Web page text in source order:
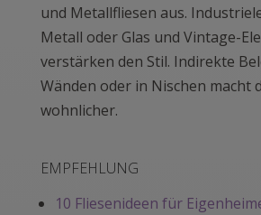
und Metallfliesen aus.
Metall oder Glas und Vintage-
verstärken den Stil. Indirekte
Wänden oder in Nischen macht
wohnlicher.
EMPFEHLUNG
10 Fliesenideen für